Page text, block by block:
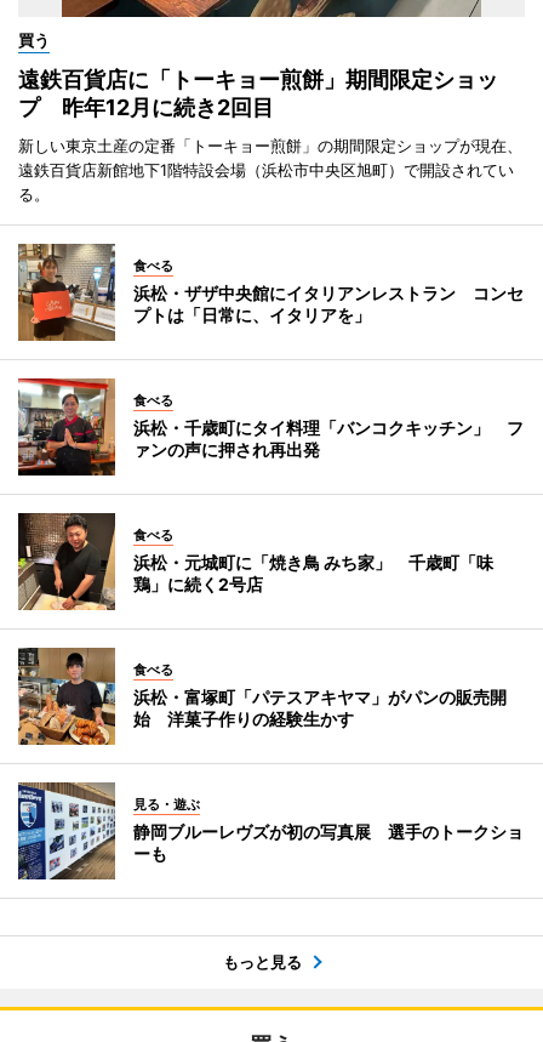
買う
遠鉄百貨店に「トーキョー煎餅」期間限定ショッ
プ 昨年12月に続き2回目
新しい東京土産の定番「トーキョー煎餅」の期間限定ショップが現在、
遠鉄百貨店新館地下1階特設会場（浜松市中央区旭町）で開設されてい
る。
食べる
浜松・ザザ中央館にイタリアンレストラン コンセ
プトは「日常に、イタリアを」
食べる
浜松・千歳町にタイ料理「バンコクキッチン」 フ
ァンの声に押され再出発
食べる
浜松・元城町に「焼き鳥 みち家」 千歳町「味
鶏」に続く2号店
食べる
浜松・富塚町「パテスアキヤマ」がパンの販売開
始 洋菓子作りの経験生かす
見る・遊ぶ
静岡ブルーレヴズが初の写真展 選手のトークショ
ーも
もっと見る